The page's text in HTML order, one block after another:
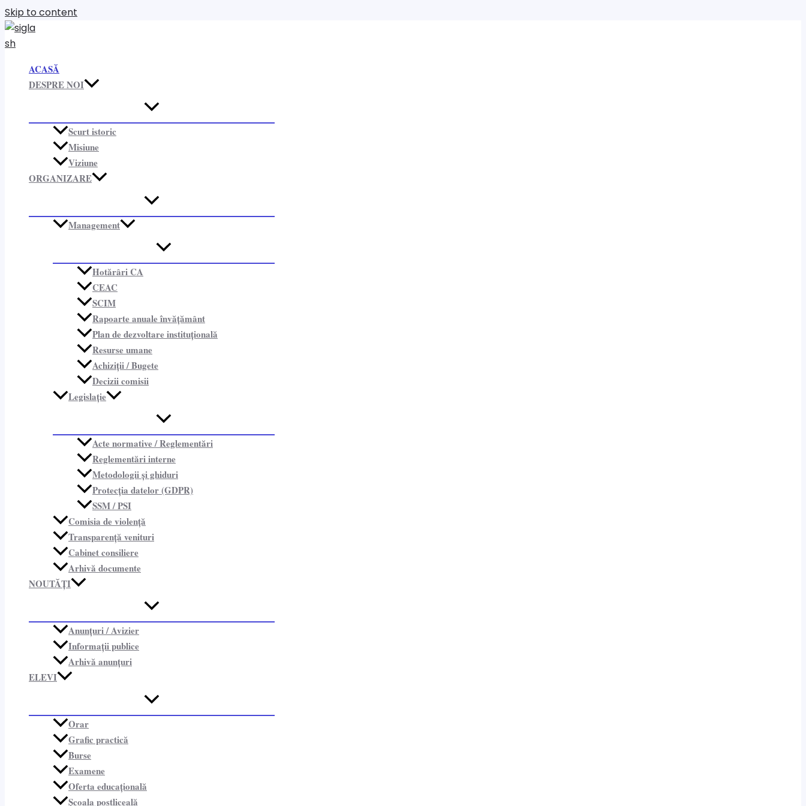
Skip to content
ACASĂ
DESPRE NOI
Scurt istoric
Misiune
Viziune
ORGANIZARE​
Management
Hotărâri CA
CEAC
SCIM
Rapoarte anuale învățământ
Plan de dezvoltare instituțională
Resurse umane
Achiziții / Bugete
Decizii comisii
Legislație
Acte normative / Reglementări
Reglementări interne
Metodologii și ghiduri
Protecția datelor (GDPR)
SSM / PSI
Comisia de violență
Transparență venituri
Cabinet consiliere​
Arhivă documente
NOUTĂȚI
Anunțuri / Avizier
Informații publice​
Arhivă anunțuri
ELEVI
Orar
Grafic practică
Burse
Examene
Oferta educațională
Școala postliceală